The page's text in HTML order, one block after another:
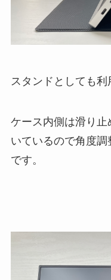
スタンドとしても利
ケース内側は滑り
いているので角度
です。